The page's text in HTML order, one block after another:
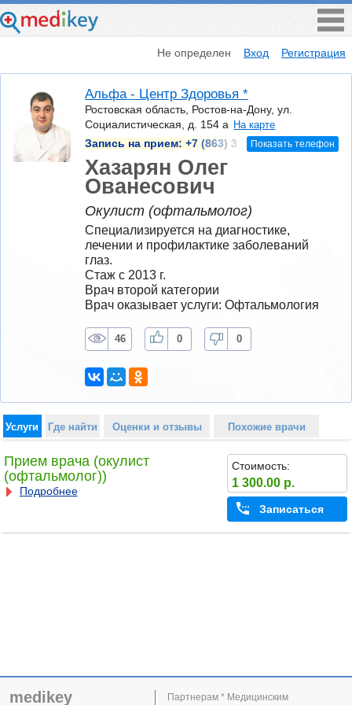
Не определен Вход Регистрация
Альфа - Центр Здоровья *
Ростовская область, Ростов-на-Дону, ул.
Социалистическая, д. 154 а На карте
Запись на прием: +7 (863) 3 Показать телефон
Хазарян Олег
Ованесович
Окулист (офтальмолог)
Специализируется на диагностике,
лечении и профилактике заболеваний
глаз.
Стаж с 2013 г.
Врач второй категории
Врач оказывает услуги: Офтальмология
46 0 0
Услуги Где найти Оценки и отзывы Похожие врачи
Прием врача (окулист
(офтальмолог))
Подробнее
Стоимость:
1 300.00 р.
Записаться
medikey
Партнерам * Медицинским